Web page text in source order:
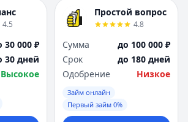
4.5
30 000 ₽
30 дней
Высокое
Простой вопрос
4.8
Сумма
до 100 000 ₽
Срок
до 180 дней
Одобрение
Низкое
Займ онлайн
Первый займ 0%